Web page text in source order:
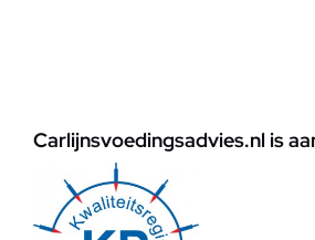
Carlijnsvoedingsadvies.nl is